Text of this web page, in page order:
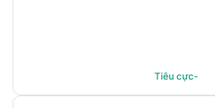
Tiêu cực-